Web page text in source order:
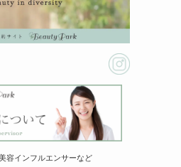
容インフルエンサーなど